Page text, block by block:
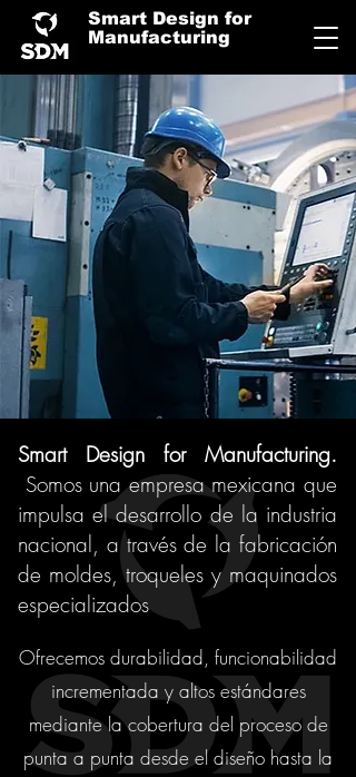
Smart Design for
Manufacturing
Smart Design for Manufacturing.
Somos una empresa mexicana que
impulsa el desarrollo de la industria
nacional, a través de la fabricación
de moldes, troqueles y maquinados
especializados
Ofrecemos durabilidad, funcionabilidad
incrementada y altos estándares
mediante la cobertura del proceso de
punta a punta desde el diseño hasta la